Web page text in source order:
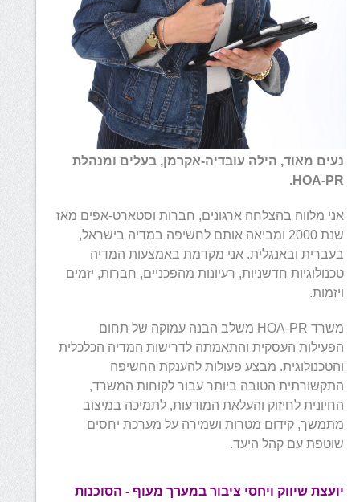
נעים מאוד, הילה עובדיה-אקרמן, בעלים ומנהלת
HOA-PR.
אני מלווה בהצלחה ארגונים, חברות וסטארט-אפים מאז
שנת 2000 ומביאה אותם לחשיפה במדיה בישראל,
בעברית ובאנגלית. אני מקדמת באמצעות המדיה
טכנולוגיות חדשניות, רעיונות מהפכניים, חברות, יזמים
ויזמות.
משרד HOA-PR משלב הבנה עמוקה של תחום
הפעילות העסקית והתאמתה לדרישות המדיה הכלכלית
והטכנולוגית. מבצע פעולות להענקת החשיפה
התקשורתית הטובה ביותר עבור לקוחות המשרד,
החיונית לחיזוק והעלאת המודעות, לתמיכה במיצוב
מתמשך, קידום מטרות ושמירה על מערכת יחסים
שוטפת עם קהל היעד.
יועצת שיווק ויחסי ציבור במערך מעוף - הסוכנות